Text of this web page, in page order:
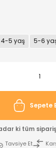
4-5 yaş 5-6
Sepete
ki tüm
Tavsiye Et